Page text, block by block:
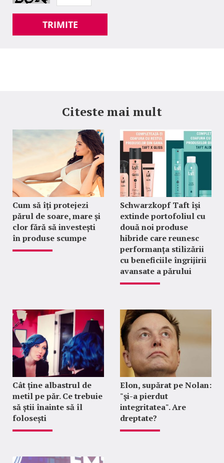
TRIMITE
Citeste mai mult
Cum să îți protejezi
părul de soare, mare și
clor fără să investești
în produse scumpe
Schwarzkopf Taft își
extinde portofoliul cu
două noi produse
hibride care reunesc
performanța stilizării
cu beneficiile îngrijirii
avansate a părului
Cât ține albastrul de
metil pe păr. Ce trebuie
să știi înainte să îl
folosești
Elon, supărat pe Nolan:
"şi-a pierdut
integritatea". Are
dreptate?